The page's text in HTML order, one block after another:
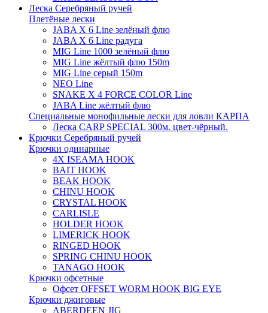
Леска Серебряный ручей
Плетёные лески
JABA X 6 Line зелёный флю
JABA X 6 Line радуга
MIG Line 1000 зелёный флю
MIG Line жёлтый флю 150m
MIG Line серый 150m
NEO Line
SNAKE X 4 FORCE COLOR Line
JABA Line жёлтый флю
Специальные монофильные лески для ловли КАРПА
Леска CARP SPECIAL 300м. цвет-чёрный.
Крючки Серебряный ручей
Крючки одинарные
4X ISEAMA HOOK
BAIT HOOK
BEAK HOOK
CHINU HOOK
CRYSTAL HOOK
CARLISLE
HOLDER HOOK
LIMERICK HOOK
RINGED HOOK
SPRING CHINU HOOK
TANAGO HOOK
Крючки офсетные
Офсет OFFSET WORM HOOK BIG EYE
Крючки джиговые
ABERDEEN JIG